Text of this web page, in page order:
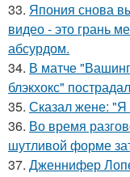
33. Япония снова
видео - это грань
абсурдом.
34. В матче
блэкхокс"
35. Сказал жене: "Я
36. Во время
шутливой форме
37. Дженнифер